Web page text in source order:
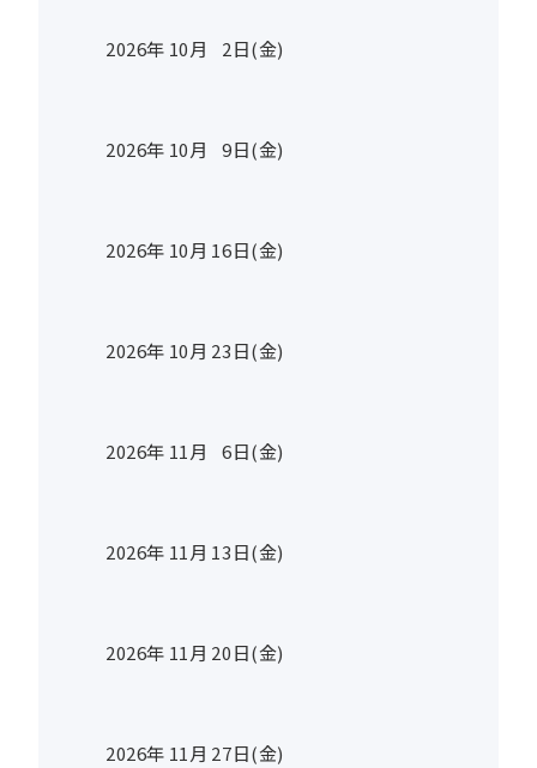
2026年 10月 2日(金)
2026年 10月 9日(金)
2026年 10月 16日(金)
2026年 10月 23日(金)
2026年 11月 6日(金)
2026年 11月 13日(金)
2026年 11月 20日(金)
2026年 11月 27日(金)